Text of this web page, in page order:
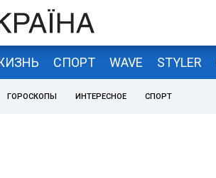
СПОРТ WAVE STYLER
ГОРОСКОПЫ ИНТЕРЕСНОЕ СПОРТ